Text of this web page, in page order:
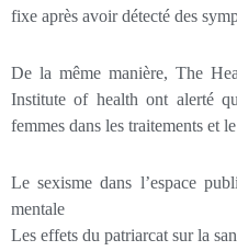
fixe après avoir détecté des
De la même manière, The
Institute of health ont alerté
femmes dans les traitements et
Le sexisme dans l’espace
mentale
Les effets du patriarcat sur la